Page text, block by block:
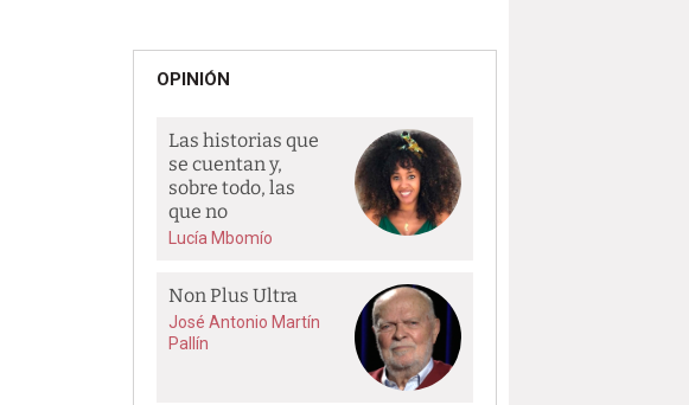
OPINIÓN
Las historias que
se cuentan y,
sobre todo, las
que no
Lucía Mbomío
Non Plus Ultra
José Antonio Martín
Pallín